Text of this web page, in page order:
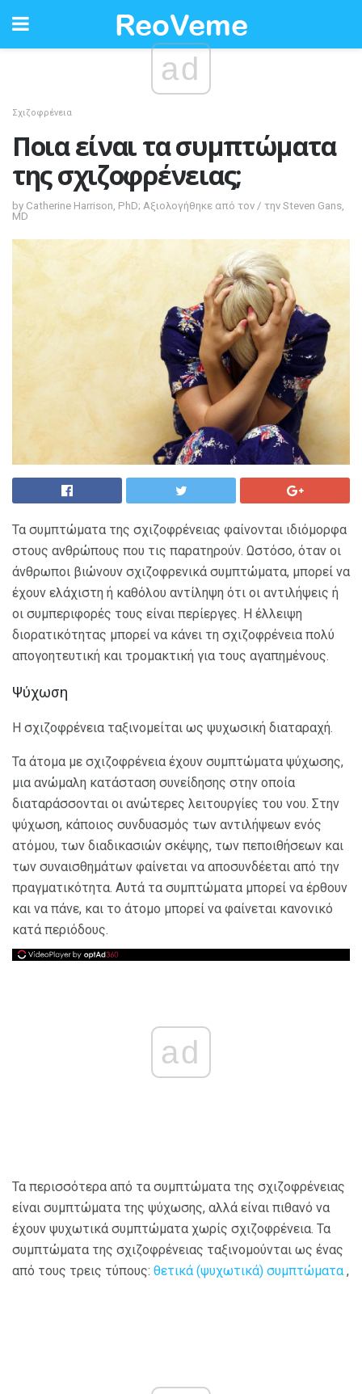
ad
Σχιζοφρένεια
Ποια είναι τα συμπτώματα
της σχιζοφρένειας;
by Catherine Harrison, PhD; Αξιολογήθηκε από τον / την Steven Gans,
MD
Τα συμπτώματα της σχιζοφρένειας φαίνονται ιδιόμορφα
στους ανθρώπους που τις παρατηρούν. Ωστόσο, όταν οι
άνθρωποι βιώνουν σχιζοφρενικά συμπτώματα, μπορεί να
έχουν ελάχιστη ή καθόλου αντίληψη ότι οι αντιλήψεις ή
οι συμπεριφορές τους είναι περίεργες. Η έλλειψη
διορατικότητας μπορεί να κάνει τη σχιζοφρένεια πολύ
απογοητευτική και τρομακτική για τους αγαπημένους.
Ψύχωση
Η σχιζοφρένεια ταξινομείται ως ψυχωσική διαταραχή.
Τα άτομα με σχιζοφρένεια έχουν συμπτώματα ψύχωσης,
μια ανώμαλη κατάσταση συνείδησης στην οποία
διαταράσσονται οι ανώτερες λειτουργίες του νου. Στην
ψύχωση, κάποιος συνδυασμός των αντιλήψεων ενός
ατόμου, των διαδικασιών σκέψης, των πεποιθήσεων και
των συναισθημάτων φαίνεται να αποσυνδέεται από την
πραγματικότητα. Αυτά τα συμπτώματα μπορεί να έρθουν
και να πάνε, και το άτομο μπορεί να φαίνεται κανονικό
κατά περιόδους.
ad
Τα περισσότερα από τα συμπτώματα της σχιζοφρένειας
είναι συμπτώματα της ψύχωσης, αλλά είναι πιθανό να
έχουν ψυχωτικά συμπτώματα χωρίς σχιζοφρένεια. Τα
συμπτώματα της σχιζοφρένειας ταξινομούνται ως ένας
από τους τρεις τύπους: θετικά (ψυχωτικά) συμπτώματα ,